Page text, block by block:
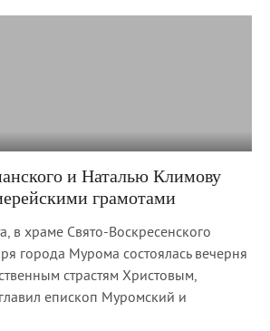
и Наталью Климову
грамотами
в храме Свято-Воскресенского
города Мурома состоялась вечерня
страстям Христовым,
епископ Муромский и